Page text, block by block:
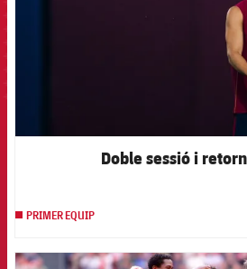
Doble sessió i
PRIMER EQUIP
FCB